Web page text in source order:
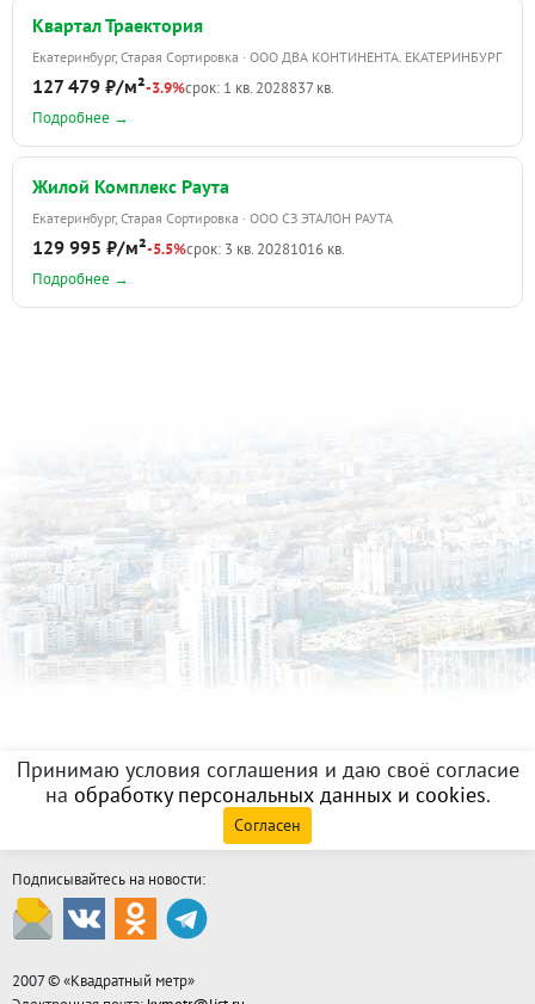
Квартал Траектория
Екатеринбург, Старая Сортировка · ООО ДВА КОНТИНЕНТА. ЕКАТЕРИНБУРГ
127 479 ₽/м²-3.9%срок: 1 кв. 2028837 кв.
Подробнее →
Жилой Комплекс Раута
Екатеринбург, Старая Сортировка · ООО СЗ ЭТАЛОН РАУТА
129 995 ₽/м²-5.5%срок: 3 кв. 20281016 кв.
Подробнее →
Принимаю условия соглашения и даю своё согласие
на обработку персональных данных и cookies.
Согласен
Подписывайтесь на новости:
2007 © «Квадратный метр»